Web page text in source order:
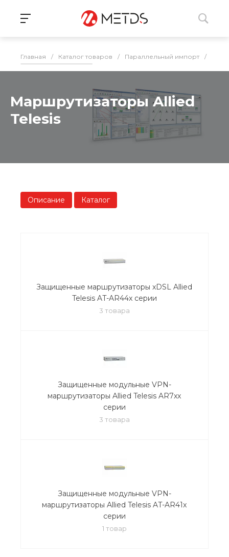
Главная / Каталог товаров / Параллельный импорт /
Маршрутизаторы Allied
Telesis
Описание Каталог
Защищенные маршрутизаторы xDSL Allied
Telesis AT-AR44x серии
3 товара
Защищенные модульные VPN-
маршрутизаторы Allied Telesis AR7xx
серии
3 товара
Защищенные модульные VPN-
маршрутизаторы Allied Telesis AT-AR41x
серии
1 товар